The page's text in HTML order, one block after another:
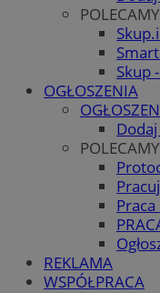
POLECAMY
Skup
OGŁOSZENIA
POLECAMY
REKLAMA
WSPÓŁPRACA